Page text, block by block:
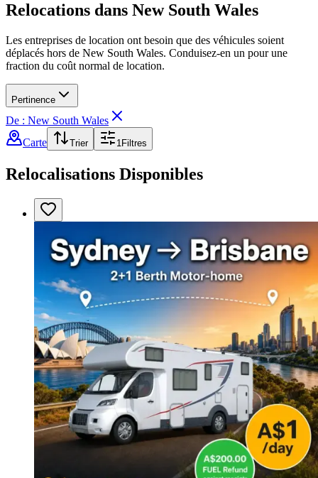
Relocations dans New South Wales
Les entreprises de location ont besoin que des véhicules soient
déplacés hors de New South Wales. Conduisez-en un pour une
fraction du coût normal de location.
Pertinence
De : New South Wales
Carte
Trier 1Filtres
Relocalisations Disponibles